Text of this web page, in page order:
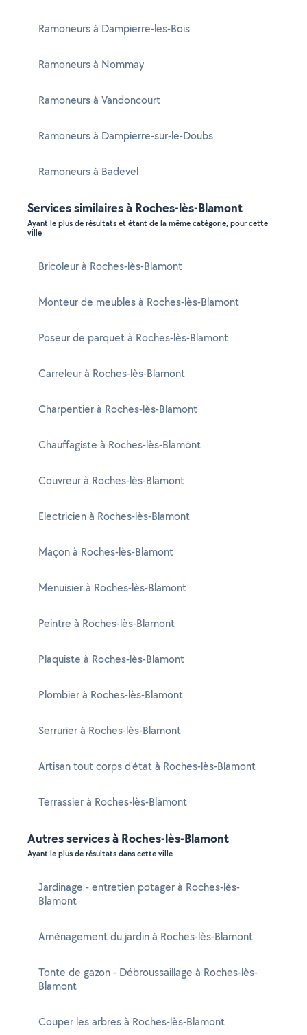
Ramoneurs à Dampierre-les-Bois
Ramoneurs à Nommay
Ramoneurs à Vandoncourt
Ramoneurs à Dampierre-sur-le-Doubs
Ramoneurs à Badevel
Services similaires à Roches-lès-Blamont
Ayant le plus de résultats et étant de la même catégorie, pour cette
ville
Bricoleur à Roches-lès-Blamont
Monteur de meubles à Roches-lès-Blamont
Poseur de parquet à Roches-lès-Blamont
Carreleur à Roches-lès-Blamont
Charpentier à Roches-lès-Blamont
Chauffagiste à Roches-lès-Blamont
Couvreur à Roches-lès-Blamont
Electricien à Roches-lès-Blamont
Maçon à Roches-lès-Blamont
Menuisier à Roches-lès-Blamont
Peintre à Roches-lès-Blamont
Plaquiste à Roches-lès-Blamont
Plombier à Roches-lès-Blamont
Serrurier à Roches-lès-Blamont
Artisan tout corps d'état à Roches-lès-Blamont
Terrassier à Roches-lès-Blamont
Autres services à Roches-lès-Blamont
Ayant le plus de résultats dans cette ville
Jardinage - entretien potager à Roches-lès-
Blamont
Aménagement du jardin à Roches-lès-Blamont
Tonte de gazon - Débroussaillage à Roches-lès-
Blamont
Couper les arbres à Roches-lès-Blamont